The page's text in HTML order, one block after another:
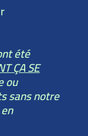
été
ÇA SE
ou
sans notre